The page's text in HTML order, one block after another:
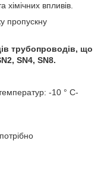
хімічних впливів.
пропускну
трубопроводів, що
SN4, SN8.
-10 ° С-